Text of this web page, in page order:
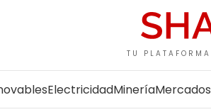
TU
ElectricidadMineríaMercados